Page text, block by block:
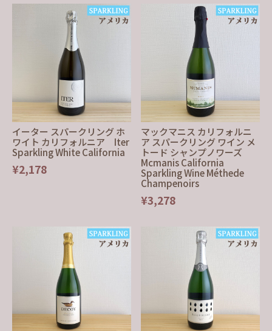
イーター スパークリング ホ
ワイト カリフォルニア Iter
Sparkling White California
¥2,178
マックマニス カリフォルニ
ア スパークリング ワイン メ
トード シャンプノワーズ
Mcmanis California
Sparkling Wine Méthede
Champenoirs
¥3,278